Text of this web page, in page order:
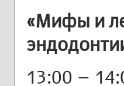
«Мифы и
13:00 –